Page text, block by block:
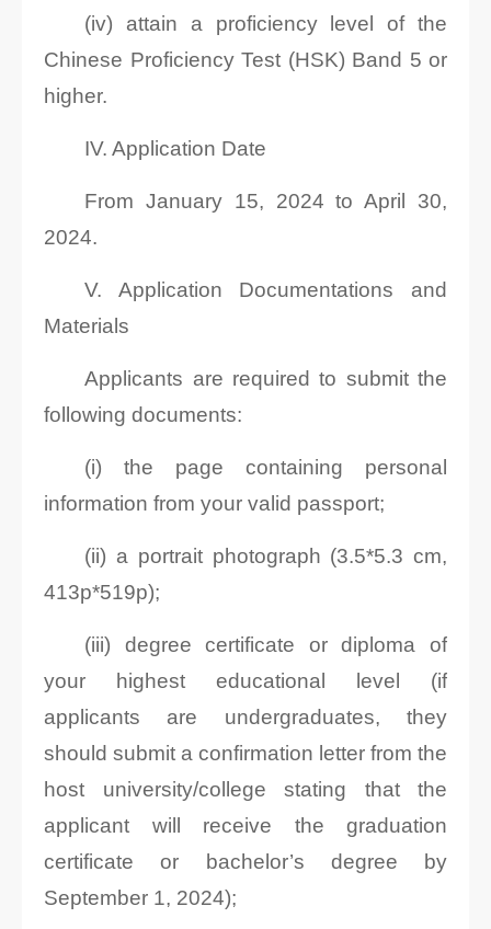
(iv) attain a proficiency level of the
Chinese Proficiency Test (HSK) Band 5 or
higher.
IV. Application Date
From January 15, 2024 to April 30,
2024.
V. Application Documentations and
Materials
Applicants are required to submit the
following documents:
(i) the page containing personal
information from your valid passport;
(ii) a portrait photograph (3.5*5.3 cm,
413p*519p);
(iii) degree certificate or diploma of
your highest educational level (if
applicants are undergraduates, they
should submit a confirmation letter from the
host university/college stating that the
applicant will receive the graduation
certificate or bachelor’s degree by
September 1, 2024);